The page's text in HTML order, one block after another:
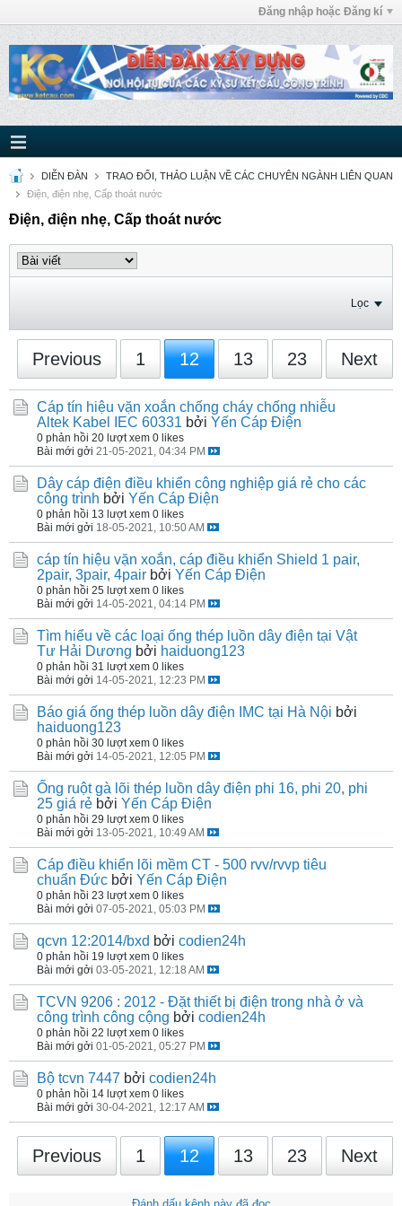
Đăng nhập hoặc Đăng kí
DIỄN ĐÀN
TRAO ĐỔI, THẢO LUẬN VỀ CÁC CHUYÊN NGÀNH LIÊN QUAN
Điện, điện nhẹ, Cấp thoát nước
Điện, điện nhẹ, Cấp thoát nước
Lọc
Previous 1 12 13 23 Next
Cáp tín hiệu vặn xoắn chống cháy chống nhiễu
Altek Kabel IEC 60331 bởi Yến Cáp Điện
0 phản hồi 20 lượt xem 0 likes
Bài mới gởi 21-05-2021, 04:34 PM
Dây cáp điện điều khiển công nghiệp giá rẻ cho các
công trình bởi Yến Cáp Điện
0 phản hồi 13 lượt xem 0 likes
Bài mới gởi 18-05-2021, 10:50 AM
cáp tín hiệu vặn xoắn, cáp điều khiển Shield 1 pair,
2pair, 3pair, 4pair bởi Yến Cáp Điện
0 phản hồi 25 lượt xem 0 likes
Bài mới gởi 14-05-2021, 04:14 PM
Tìm hiểu về các loại ống thép luồn dây điện tại Vật
Tư Hải Dương bởi haiduong123
0 phản hồi 31 lượt xem 0 likes
Bài mới gởi 14-05-2021, 12:23 PM
Báo giá ống thép luồn dây điện IMC tại Hà Nội bởi
haiduong123
0 phản hồi 30 lượt xem 0 likes
Bài mới gởi 14-05-2021, 12:05 PM
Ống ruột gà lõi thép luồn dây điện phi 16, phi 20, phi
25 giá rẻ bởi Yến Cáp Điện
0 phản hồi 29 lượt xem 0 likes
Bài mới gởi 13-05-2021, 10:49 AM
Cáp điều khiển lõi mềm CT - 500 rvv/rvvp tiêu
chuẩn Đức bởi Yến Cáp Điện
0 phản hồi 23 lượt xem 0 likes
Bài mới gởi 07-05-2021, 05:03 PM
qcvn 12:2014/bxd bởi codien24h
0 phản hồi 19 lượt xem 0 likes
Bài mới gởi 03-05-2021, 12:18 AM
TCVN 9206 : 2012 - Đặt thiết bị điện trong nhà ở và
công trình công cộng bởi codien24h
0 phản hồi 22 lượt xem 0 likes
Bài mới gởi 01-05-2021, 05:27 PM
Bộ tcvn 7447 bởi codien24h
0 phản hồi 14 lượt xem 0 likes
Bài mới gởi 30-04-2021, 12:17 AM
Previous 1 12 13 23 Next